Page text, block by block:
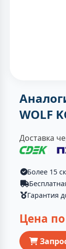
WOLF
Доставка
Более 15
Гарантия
Цена